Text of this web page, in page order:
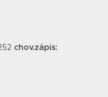
chov.zápis: